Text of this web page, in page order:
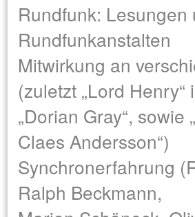
Rundfunk:
Rundfunkanstalten
Mitwirkung an
(zuletzt „Lord Henry“
„Dorian Gray“,
Claes Andersson“)
Synchronerfahrung
Ralph Beckmann,